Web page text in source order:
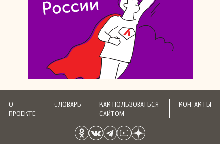
О
ПРОЕКТЕ
СЛОВАРЬ
КАК ПОЛЬЗОВАТЬСЯ
САЙТОМ
КОНТАКТЫ